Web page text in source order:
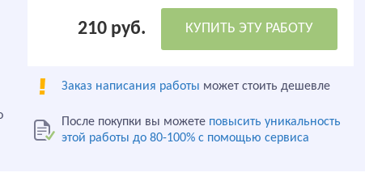
210 руб. КУПИТЬ ЭТУ РАБОТУ
Заказ написания работы может стоить дешевле
После покупки вы можете повысить уникальность
этой работы до 80-100% с помощью сервиса